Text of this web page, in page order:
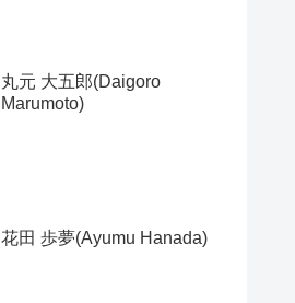
丸元 大五郎(Daigoro
Marumoto)
花田 歩夢(Ayumu Hanada)